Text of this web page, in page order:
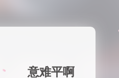
意难平啊